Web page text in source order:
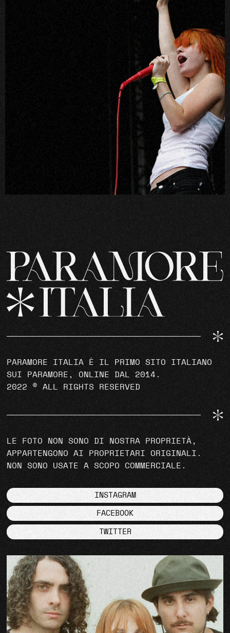
PARAMORE ITALIA È IL PRIMO SITO ITALIANO
SUI PARAMORE, ONLINE DAL 2014.
2022 © ALL RIGHTS RESERVED
LE FOTO NON SONO DI NOSTRA PROPRIETÀ,
APPARTENGONO AI PROPRIETARI ORIGINALI.
NON SONO USATE A SCOPO COMMERCIALE.
INSTAGRAM
FACEBOOK
TWITTER